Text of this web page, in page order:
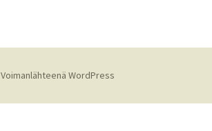
Voimanlähteenä WordPress